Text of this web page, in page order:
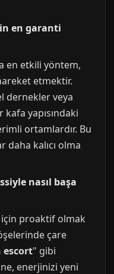
en garanti
en etkili yöntem,
etmektir.
dernekler veya
yapısındaki
ortamlardır. Bu
kalıcı olma
nasıl başa
için proaktif olmak
çare
escort" gibi
enerjinizi yeni